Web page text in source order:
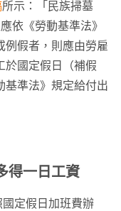
所示：「民族掃墓
依《勞動基準法》
例假者，則應由勞雇
於國定假日（補假
基準法》規定給付出
得一日工資
定假日加班費辦